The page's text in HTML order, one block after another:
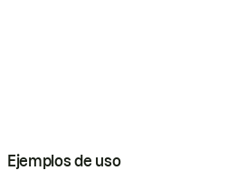
Ejemplos de uso